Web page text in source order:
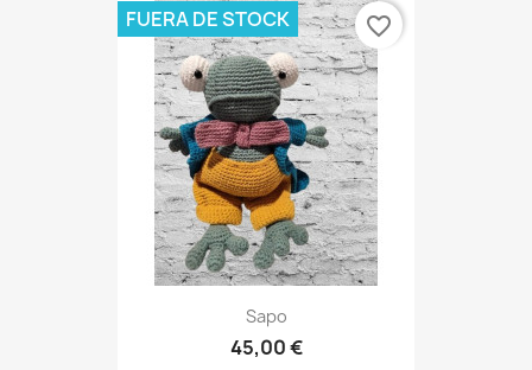
Sapo
45,00 €
FUERA DE STOCK favorite_border